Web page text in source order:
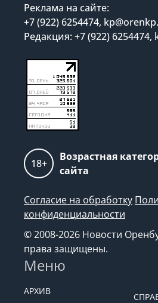
Реклама на сайте:
+7 (922) 6254474,
Редакция: +7 (922) 6254474,
18+
Возрастная
сайта
Согласие на обработку
конфиденциальности
© 2008-2026 Новости
права защищены.
Меню
АРХИВ